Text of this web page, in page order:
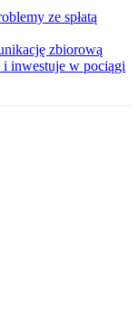
ze spłatą
zbiorową
inwestuje w pociągi